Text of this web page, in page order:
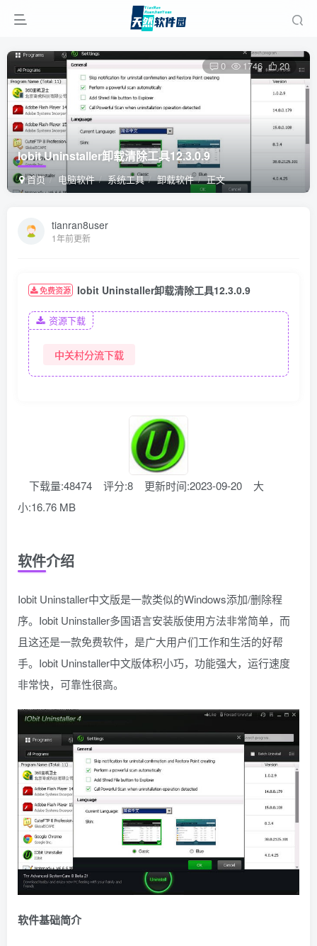
Iobit Uninstaller卸载清除工具12.3.0.9
首页 电脑软件 系统工具 卸载软件 正文
0 1746 20
tianran8user
1年前更新
免费资源 Iobit Uninstaller卸载清除工具12.3.0.9
资源下载
中关村分流下载
下载量:48474 评分:8 更新时间:2023-09-20
大
小:16.76 MB
软件介绍
Iobit Uninstaller中文版是一款类似的Windows添加/删除程
序。Iobit Uninstaller多国语言安装版使用方法非常简单，而
且这还是一款免费软件，是广大用户们工作和生活的好帮
手。Iobit Uninstaller中文版体积小巧，功能强大，运行速度
非常快，可靠性很高。
软件基础简介